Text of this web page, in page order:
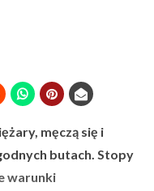
męczą się i
butach. Stopy
warunki